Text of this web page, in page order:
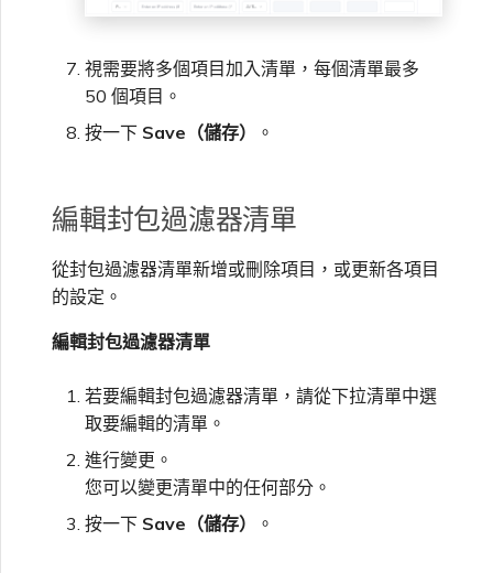
視需要將多個項目加入清單，每個清單最多
50 個項目。
按一下 Save（儲存） 。
編輯封包過濾器清單
從封包過濾器清單新增或刪除項目，或更新各項目
的設定。
編輯封包過濾器清單
若要編輯封包過濾器清單，請從下拉清單中選
取要編輯的清單。
進行變更。
您可以變更清單中的任何部分。
按一下 Save（儲存） 。